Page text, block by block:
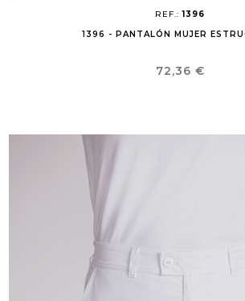
REF.:1396
1396 - PANTALÓN MUJER
Precio
72,36 €